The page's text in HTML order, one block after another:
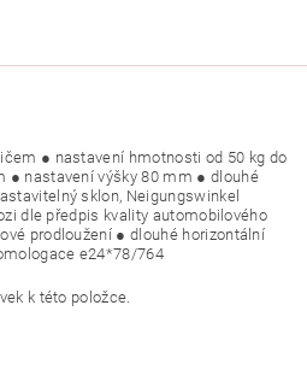
● nastavení hmotnosti od 50 kg do
● nastavení výšky 80 mm ● dlouhé
sklon, Neigungswinkel
dle předpis kvality automobilového
prodloužení ● dlouhé horizontální
e24*78/764
k této položce.